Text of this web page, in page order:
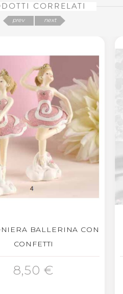
CORRELATI
prev next
AL CARRELLO
BALLERINA CON
CONFETTI
8,50 €